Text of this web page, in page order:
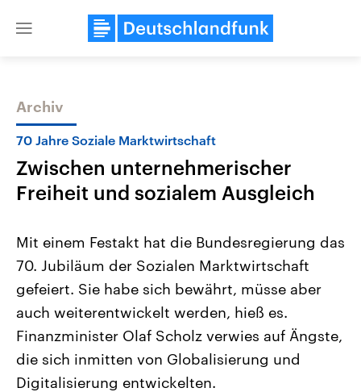
Close
Themen
Landtagswahl Sachsen-Anhalt
2026
Alle Informationen
Sachsen-Anhalt wählt am 6.
September 2026 einen neuen
Landtag. Seit 2021 wird das
Bundesland von einer Koalition aus
Umfragen, Prognosen,
Aktuelle Beiträge,
Hintergründe
Wirtschaftlich und
gehören die Vereinigten
den mächtigsten Ländern
mit großem Einfluss auf
aktuelle Weltgeschehen.
Archiv
70 Jahre Soziale Marktwirtschaft
Zwischen unternehmerischer
Freiheit und sozialem Ausgleich
Mit einem Festakt hat die Bundesregierung das
70. Jubiläum der Sozialen Marktwirtschaft
gefeiert. Sie habe sich bewährt, müsse aber
auch weiterentwickelt werden, hieß es.
Finanzminister Olaf Scholz verwies auf Ängste,
die sich inmitten von Globalisierung und
Digitalisierung entwickelten.